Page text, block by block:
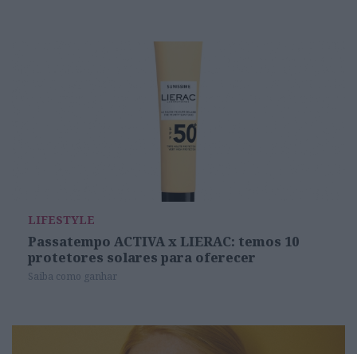
LIFESTYLE
Passatempo ACTIVA x LIERAC: temos 10
protetores solares para oferecer
Saiba como ganhar